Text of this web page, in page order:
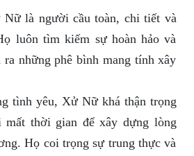
Nữ là người cầu toàn, chi tiết và
luôn tìm kiếm sự hoàn hảo và
ra những phê bình mang tính xây
tình yêu, Xử Nữ khá thận trọng
mất thời gian để xây dựng lòng
Họ coi trọng sự trung thực và